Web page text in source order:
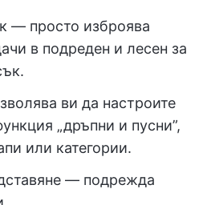
— просто изброява
в подреден и лесен за
ви да настроите
„дръпни и пусни”,
или категории.
— подрежда